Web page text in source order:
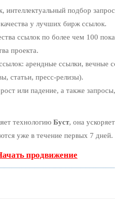
подбор
у лучших бирж ссылок.
ссылок по более чем 100
проекта.
арендные ссылки, вечные
статьи, пресс-релизы).
или падение, а также
технологию Буст, она
уже в течение первых 7 дней.
продвижение